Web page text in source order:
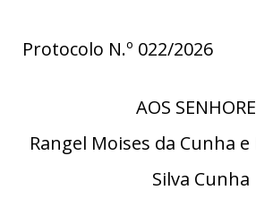
Protocolo N.º 022/2026
AOS
Rangel Moises da Cunha
Silva Cunha